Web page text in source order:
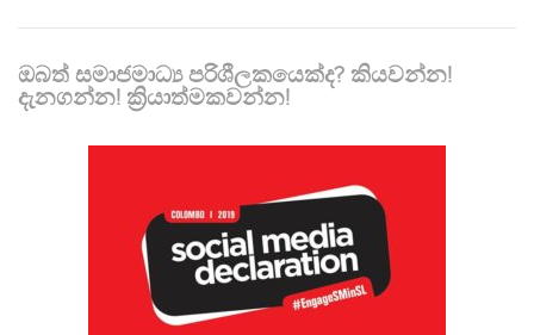
ඔබත් සමාජමාධ්‍ය පරිශීලකයෙක්ද? කියවන්න!
දැනගන්න! ක්‍රියාත්මකවන්න!